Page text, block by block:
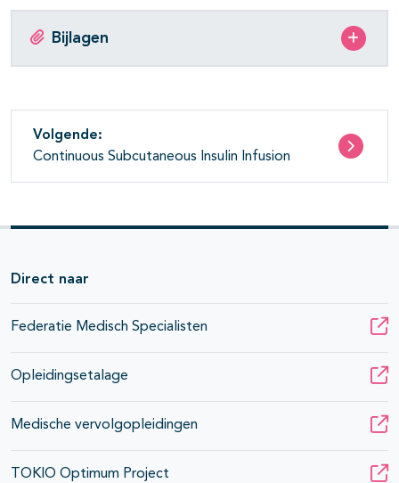
Bijlagen
Volgende:
Continuous Subcutaneous Insulin Infusion
Direct naar
Federatie Medisch Specialisten
Opleidingsetalage
Medische vervolgopleidingen
TOKIO Optimum Project